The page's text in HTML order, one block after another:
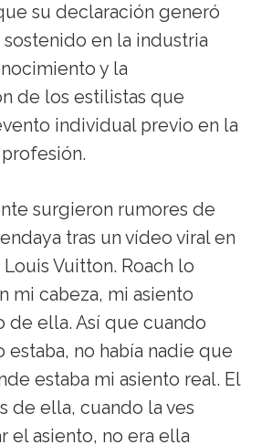
su declaración generó
sostenido en la industria
y la
de los estilistas que
individual previo en la
surgieron rumores de
tras un vídeo viral en
Vuitton. Roach lo
mi cabeza, mi asiento
de ella. Así que cuando
estaba, no había nadie que
estaba mi asiento real. El
de ella, cuando la ves
el asiento, no era ella